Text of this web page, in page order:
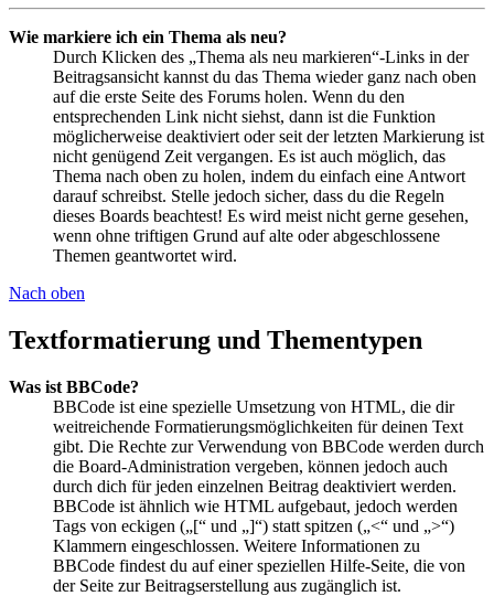
Wie markiere ich ein Thema als neu?
Durch Klicken des „Thema als neu markieren“-Links in der
Beitragsansicht kannst du das Thema wieder ganz nach oben
auf die erste Seite des Forums holen. Wenn du den
entsprechenden Link nicht siehst, dann ist die Funktion
möglicherweise deaktiviert oder seit der letzten Markierung ist
nicht genügend Zeit vergangen. Es ist auch möglich, das
Thema nach oben zu holen, indem du einfach eine Antwort
darauf schreibst. Stelle jedoch sicher, dass du die Regeln
dieses Boards beachtest! Es wird meist nicht gerne gesehen,
wenn ohne triftigen Grund auf alte oder abgeschlossene
Themen geantwortet wird.
Nach oben
Textformatierung und Thementypen
Was ist BBCode?
BBCode ist eine spezielle Umsetzung von HTML, die dir
weitreichende Formatierungsmöglichkeiten für deinen Text
gibt. Die Rechte zur Verwendung von BBCode werden durch
die Board-Administration vergeben, können jedoch auch
durch dich für jeden einzelnen Beitrag deaktiviert werden.
BBCode ist ähnlich wie HTML aufgebaut, jedoch werden
Tags von eckigen („[“ und „]“) statt spitzen („<“ und „>“)
Klammern eingeschlossen. Weitere Informationen zu
BBCode findest du auf einer speziellen Hilfe-Seite, die von
der Seite zur Beitragserstellung aus zugänglich ist.